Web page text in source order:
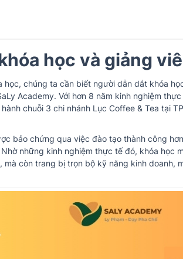
học và giảng
học, chúng ta cần biết người dẫn dắt khóa
Academy. Với hơn 8 năm kinh nghiệm
chuỗi 3 chi nhánh Lục Coffee & Tea tại
bảo chứng qua việc đào tạo thành công hơn
những kinh nghiệm thực tế đó, khóa học
còn trang bị trọn bộ kỹ năng kinh doanh,